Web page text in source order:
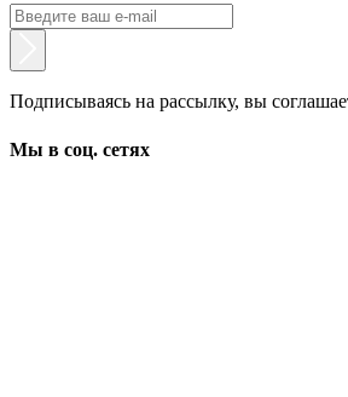
Подписываясь на рассылку, вы
Мы в соц. сетях